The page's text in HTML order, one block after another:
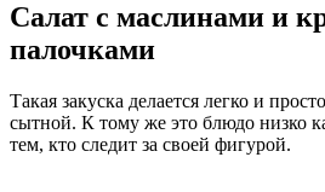
Салат с маслинами и
палочками
Такая закуска делается легко и
сытной. К тому же это блюдо низко
тем, кто следит за своей фигурой.